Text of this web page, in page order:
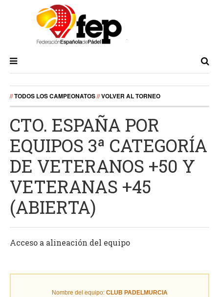
//TODOS LOS CAMPEONATOS//VOLVER AL TORNEO
CTO. ESPAÑA POR
EQUIPOS 3ª CATEGORÍA
DE VETERANOS +50 Y
VETERANAS +45
(ABIERTA)
Acceso a alineación del equipo
Nombre del equipo: CLUB PADELMURCIA